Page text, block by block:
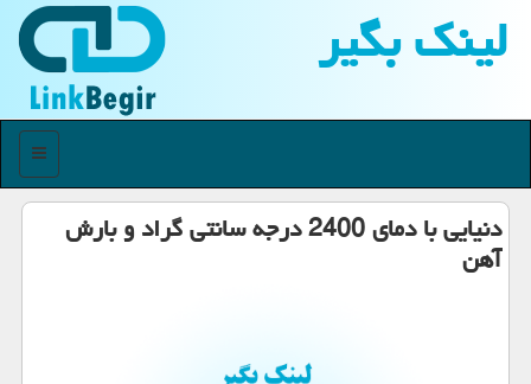
لینك بگیر
منو
دنیایی با دمای 2400 درجه سانتی گراد و بارش
آهن